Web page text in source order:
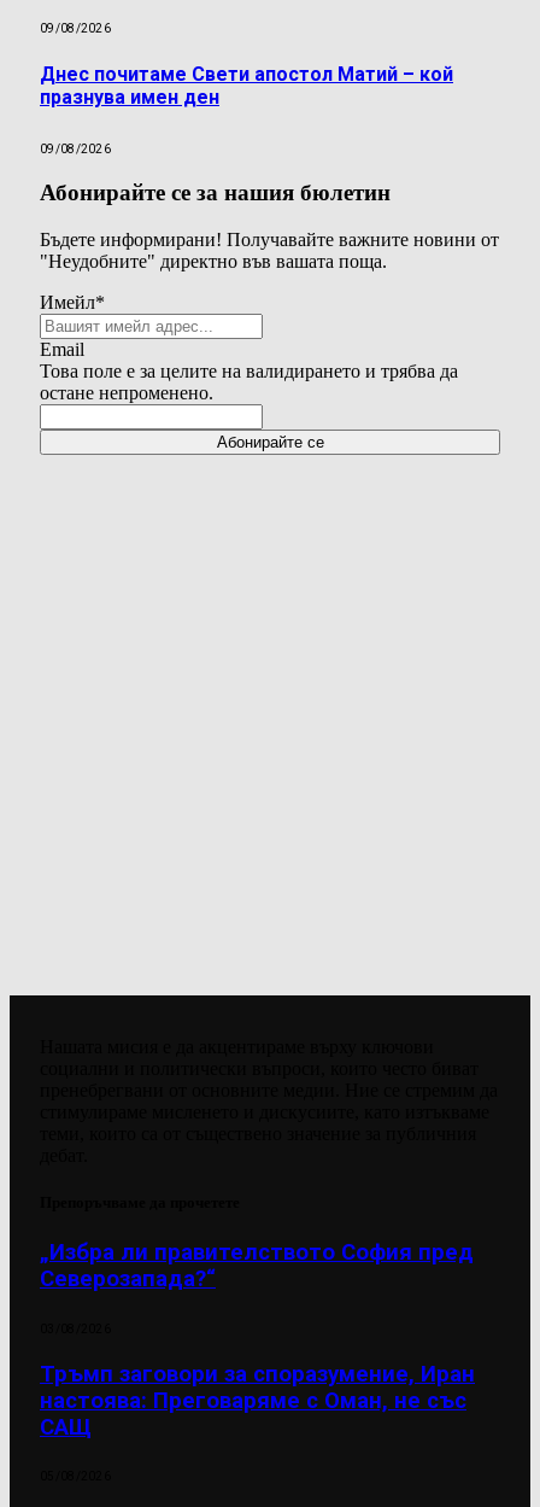
09/08/2026
Днес почитаме Свети апостол Матий – кой
празнува имен ден
09/08/2026
Абонирайте се за нашия бюлетин
Бъдете информирани! Получавайте важните новини от
"Неудобните" директно във вашата поща.
Имейл*
Email
Това поле е за целите на валидирането и трябва да
остане непроменено.
„Избра ли правителството София пред
Северозапада?“
Тръмп заговори за споразумение, Иран
настоява: Преговаряме с Оман, не със
САЩ